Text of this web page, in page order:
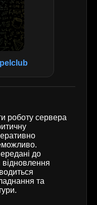
роботу сервера
до
відновлення
та